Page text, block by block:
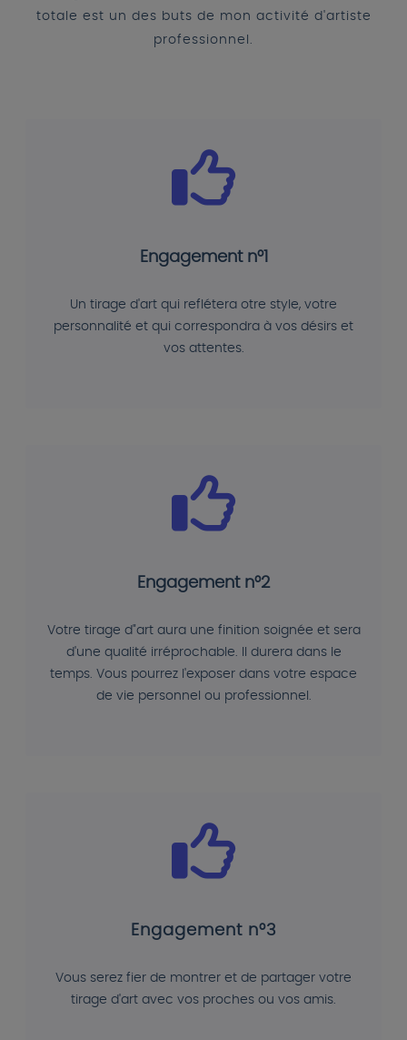
totale est un des buts de mon activité d'artiste
professionnel.
Engagement n°1
Un tirage d'art qui reflétera otre style, votre
personnalité et qui correspondra à vos désirs et
vos attentes.
Engagement n°2
Votre tirage d"art aura une finition soignée et sera
d'une qualité irréprochable. Il durera dans le
temps. Vous pourrez l'exposer dans votre espace
de vie personnel ou professionnel.
Engagement n°3
Vous serez fier de montrer et de partager votre
tirage d'art avec vos proches ou vos amis.